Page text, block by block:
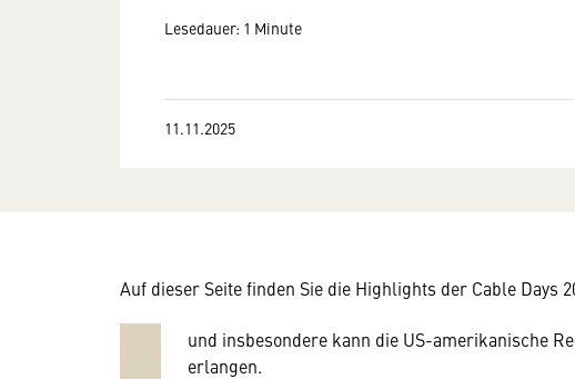
Lesedauer: 1 Minute
11.11.2025
Auf dieser Seite finden Sie die Highlights der Cable Days
Geräten und Nutzerverhalten mitunter mit US-
und insbesondere kann die US-amerikanische
erlangen.